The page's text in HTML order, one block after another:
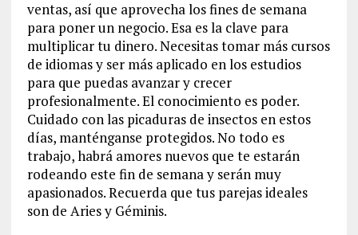
ventas, así que aprovecha los fines de semana
para poner un negocio. Esa es la clave para
multiplicar tu dinero. Necesitas tomar más cursos
de idiomas y ser más aplicado en los estudios
para que puedas avanzar y crecer
profesionalmente. El conocimiento es poder.
Cuidado con las picaduras de insectos en estos
días, manténganse protegidos. No todo es
trabajo, habrá amores nuevos que te estarán
rodeando este fin de semana y serán muy
apasionados. Recuerda que tus parejas ideales
son de Aries y Géminis.